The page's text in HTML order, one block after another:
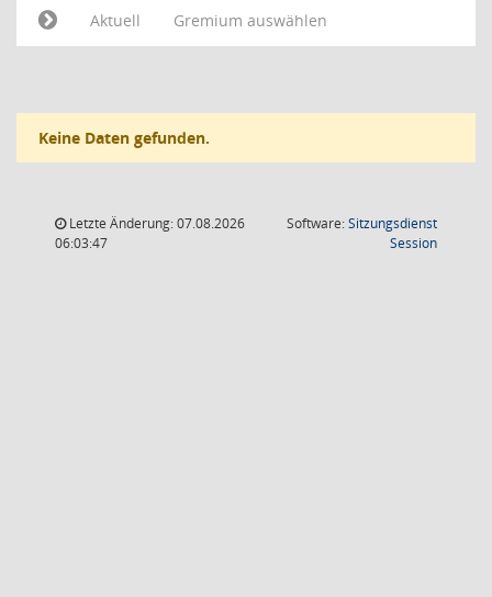
Aktuell
Gremium auswählen
Keine Daten gefunden.
Letzte Änderung: 07.08.2026
06:03:47
Software:Sitzungsdienst
Session(Wird in